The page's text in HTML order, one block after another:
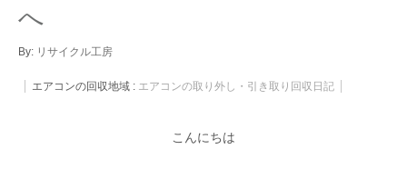
へ
By: リサイクル工房
エアコンの回収地域 : エアコンの取り外し・引き取り回収日記
こんにちは